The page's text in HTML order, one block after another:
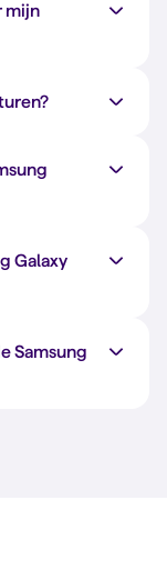
mijn
Galaxy
Samsung